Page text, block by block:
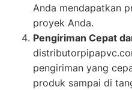
Anda mendapatkan
proyek Anda.
Pengiriman Cepat
pengiriman yang
produk sampai di